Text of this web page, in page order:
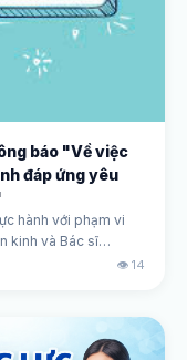
báo "Về việc
đáp ứng yêu
hành với phạm vi
kinh và Bác sĩ
👁️ 14